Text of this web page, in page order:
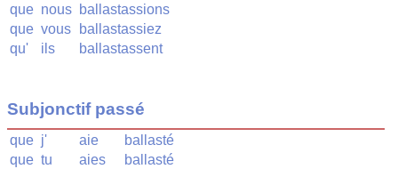
que nous ballastassions
que vous
ballastassiez
qu'
ils ballastassent
Subjonctif passé
que j' aie
ballasté
que tu aies
ballasté